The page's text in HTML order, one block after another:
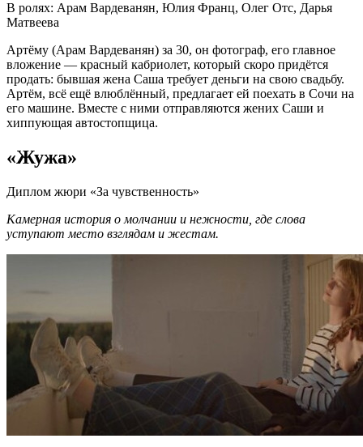
В ролях: Арам Вардеванян, Юлия Франц, Олег Отс, Дарья
Матвеева
Артёму (Арам Вардеванян) за 30, он фотограф, его главное
вложение — красный кабриолет, который скоро придётся
продать: бывшая жена Саша требует деньги на свою свадьбу.
Артём, всё ещё влюблённый, предлагает ей поехать в Сочи на
его машине. Вместе с ними отправляются жених Саши и
хиппующая автостопщица.
«Жужа»
Диплом жюри «За чувственность»
Камерная история о молчании и нежности, где слова
уступают место взглядам и жестам.